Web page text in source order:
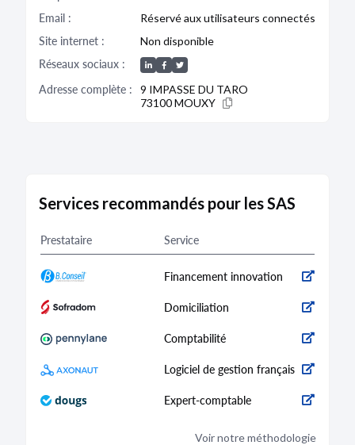
DÉPÔT DES COMPTES
Adresse : 9 Impasse du Taro 73100 Mouxy
Bodacc C n°20230089, annonce n°6303
21/06/2022
Date de clôture :
31/12/2021
Email :
Réservé aux utilisateurs connectés
Site internet :
Non disponible
Réseaux sociaux :
Adresse complète :
9 IMPASSE DU TARO
73100 MOUXY
Services recommandés pour les SAS
Prestataire Service
Financement innovation
Domiciliation
Comptabilité
Logiciel de gestion français
Expert-comptable
Voir notre méthodologie